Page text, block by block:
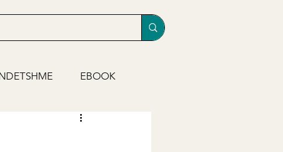
EBOOK